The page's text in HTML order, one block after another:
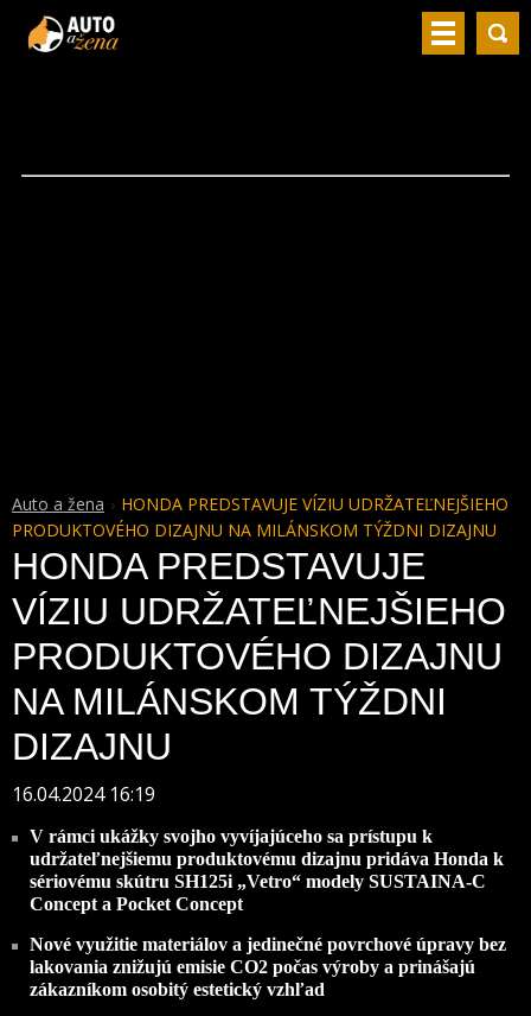
Auto a žena
HONDA PREDSTAVUJE VÍZIU UDRŽATEĽNEJŠIEHO
PRODUKTOVÉHO DIZAJNU NA MILÁNSKOM TÝŽDNI DIZAJNU
HONDA PREDSTAVUJE
VÍZIU UDRŽATEĽNEJŠIEHO
PRODUKTOVÉHO DIZAJNU
NA MILÁNSKOM TÝŽDNI
DIZAJNU
16.04.2024 16:19
V rámci ukážky svojho vyvíjajúceho sa prístupu k
udržateľnejšiemu produktovému dizajnu pridáva Honda k
sériovému skútru SH125i „Vetro“ modely SUSTAINA-C
Concept a Pocket Concept
Nové využitie materiálov a jedinečné povrchové úpravy bez
lakovania znižujú emisie CO2 počas výroby a prinášajú
zákazníkom osobitý estetický vzhľad